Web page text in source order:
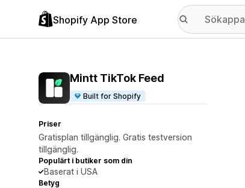
Shopify App Store
Mintt TikTok Feed
Built for Shopify
Priser
Gratisplan tillgänglig. Gratis testversion
tillgänglig.
Populärt i butiker som din
Baserat i USA
Betyg